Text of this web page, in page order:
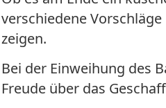
verschiedene
zeigen.
Bei der Einweihung des
Freude über das